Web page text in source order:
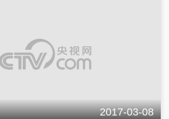
2017-03-08